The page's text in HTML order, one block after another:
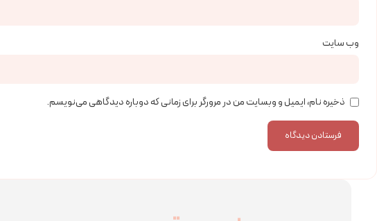
وب‌ سایت
ذخیره نام، ایمیل و وبسایت من در مرورگر برای زمانی که دوباره دیدگاهی می‌نویسم.